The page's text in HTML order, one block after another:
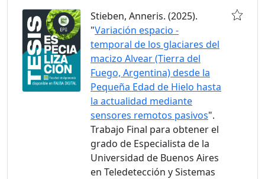
Stieben, Anneris. (2025).
"Variación espacio -
temporal de los glaciares del
macizo Alvear (Tierra del
Fuego, Argentina) desde la
Pequeña Edad de Hielo hasta
la actualidad mediante
sensores remotos pasivos".
Trabajo Final para obtener el
grado de Especialista de la
Universidad de Buenos Aires
en Teledetección y Sistemas